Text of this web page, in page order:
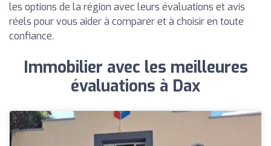
les options de la région avec leurs évaluations et avis
réels pour vous aider à comparer et à choisir en toute
confiance.
Immobilier avec les meilleures
évaluations à Dax